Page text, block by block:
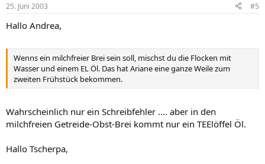
25. Juni 2003 #5
Hallo Andrea,
Wenns ein milchfreier Brei sein soll, mischst du die Flocken mit
Wasser und einem EL Öl. Das hat Ariane eine ganze Weile zum
zweiten Frühstück bekommen.
Wahrscheinlich nur ein Schreibfehler .... aber in den
milchfreien Getreide-Obst-Brei kommt nur ein TEElöffel Öl.
Hallo Tscherpa,